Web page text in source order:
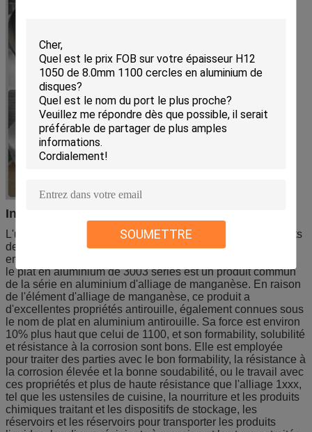
SOUMETTRE
Introduction du plat en aluminium de trois séries
L'utilisation de l'aluminium est reflétée dans tous les aspects
de la vie. Où peuvent 3003 le plat qu'en aluminium soyez
employé ? Quelles sont les caractéristiques ?
le plat en aluminium de 3003 séries est un produit commun
de la série en aluminium d'alliage de manganèse. En raison
de l'élément d'alliage de manganèse, ce produit a
d'excellentes propriétés antirouille, également connues sous
le nom de plat en aluminium antirouille. Sa force est environ
10% plus haut que celui de 1100, et son formability, solubilité
et résistance à la corrosion sont bons. Elle est employée
pour traiter des parties avec le bon formability, la résistance à
la corrosion élevée et la bonne soudabilité, ou le travail avec
ces propriétés et plus de haute résistance que l'alliage 1xxx,
tel que les ustensiles de cuisine, la nourriture et les produits
chimiques traitant et les dispositifs de stockage, les
réservoirs et les réservoirs pour transporter les produits